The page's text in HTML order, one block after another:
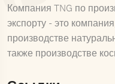
Компания TNG по
экспорту - это
производстве
также производстве